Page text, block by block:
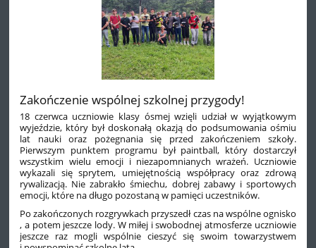
Zakończenie wspólnej szkolnej przygody!
18 czerwca uczniowie klasy ósmej wzięli udział w wyjątkowym
wyjeździe, który był doskonałą okazją do podsumowania ośmiu
lat nauki oraz pożegnania się przed zakończeniem szkoły.
Pierwszym punktem programu był paintball, który dostarczył
wszystkim wielu emocji i niezapomnianych wrażeń. Uczniowie
wykazali się sprytem, umiejętnością współpracy oraz zdrową
rywalizacją. Nie zabrakło śmiechu, dobrej zabawy i sportowych
emocji, które na długo pozostaną w pamięci uczestników.
Po zakończonych rozgrywkach przyszedł czas na wspólne ognisko
, a potem jeszcze lody. W miłej i swobodnej atmosferze uczniowie
jeszcze raz mogli wspólnie cieszyć się swoim towarzystwem